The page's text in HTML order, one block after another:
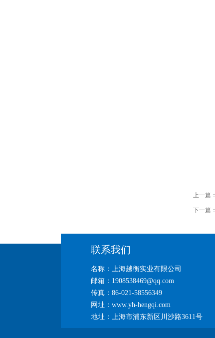
上一篇：
下一篇：
联系我们
名称：上海越衡实业有限公司
邮箱：1908538469@qq.com
传真：86-021-58556349
网址：www.yh-hengqi.com
地址：上海市浦东新区川沙路3611号